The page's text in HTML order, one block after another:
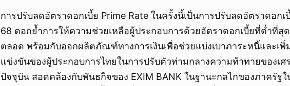
การปรับลดอัตราดอกเบี้ย Prime Rate ในครั้งนี้เป็นการปรับลดอัตราดอก
68 ตอกย้ำการให้ความช่วยเหลือผู้ประกอบการด้วยอัตราดอกเบี้ยที่ต่ำที่สุ
ตลอด พร้อมกับออกผลิตภัณฑ์ทางการเงินเพื่อช่วยแบ่งเบาภาระหนี้และเพิ่
แข่งขันของผู้ประกอบการไทยในการปรับตัวท่ามกลางความท้าทายของเศ
ปัจจุบัน สอดคล้องกับพันธกิจของ EXIM BANK ในฐานะกลไกของภาครัฐ